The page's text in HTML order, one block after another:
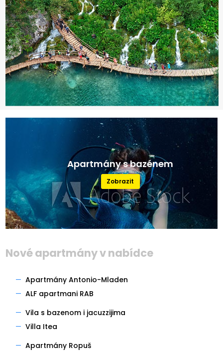
Apartmány s bazénem
Zobrazit
Nové apartmány v nabídce
— Apartmány Antonio-Mladen
— ALF apartmani RAB
— Vila s bazenom i jacuzzijima
— Villa Itea
— Apartmány Ropuš